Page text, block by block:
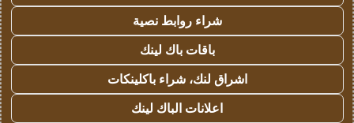
شراء روابط نصية
باقات باك لينك
اشراق لنك، شراء باكلينكات
اعلانات الباك لينك